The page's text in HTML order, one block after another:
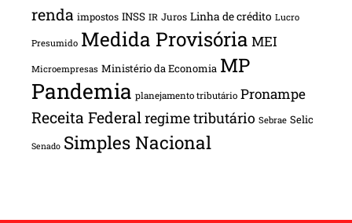
renda impostos INSS IR Juros Linha de crédito Lucro
Presumido Medida Provisória MEI
Microempresas Ministério da Economia MP
Pandemia planejamento tributário Pronampe
Receita Federalregime tributário Sebrae Selic
Senado Simples Nacional